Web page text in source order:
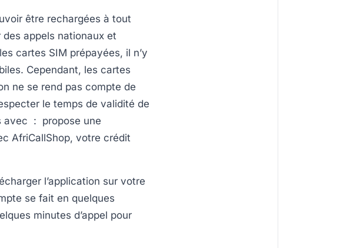
être rechargées à tout
appels nationaux et
cartes SIM prépayées, il n’y
Cependant, les cartes
ne se rend pas compte de
le temps de validité de
avec : propose une
AfriCallShop, votre crédit
l’application sur votre
se fait en quelques
minutes d’appel pour